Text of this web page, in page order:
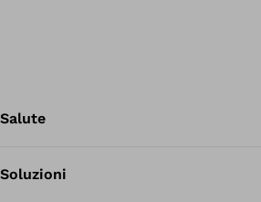
Salute
Soluzioni